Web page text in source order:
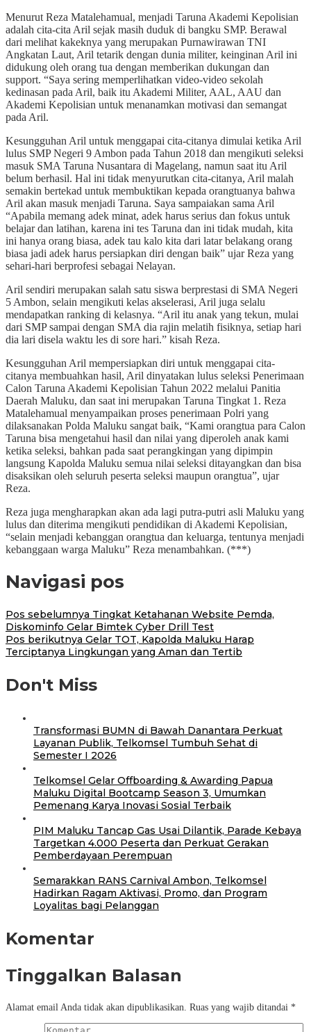
Menurut Reza Matalehamual, menjadi Taruna Akademi Kepolisian
adalah cita-cita Aril sejak masih duduk di bangku SMP. Berawal
dari melihat kakeknya yang merupakan Purnawirawan TNI
Angkatan Laut, Aril tetarik dengan dunia militer, keinginan Aril ini
didukung oleh orang tua dengan memberikan dukungan dan
support. “Saya sering memperlihatkan video-video sekolah
kedinasan pada Aril, baik itu Akademi Militer, AAL, AAU dan
Akademi Kepolisian untuk menanamkan motivasi dan semangat
pada Aril.
Kesungguhan Aril untuk menggapai cita-citanya dimulai ketika Aril
lulus SMP Negeri 9 Ambon pada Tahun 2018 dan mengikuti seleksi
masuk SMA Taruna Nusantara di Magelang, namun saat itu Aril
belum berhasil. Hal ini tidak menyurutkan cita-citanya, Aril malah
semakin bertekad untuk membuktikan kepada orangtuanya bahwa
Aril akan masuk menjadi Taruna. Saya sampaiakan sama Aril
“Apabila memang adek minat, adek harus serius dan fokus untuk
belajar dan latihan, karena ini tes Taruna dan ini tidak mudah, kita
ini hanya orang biasa, adek tau kalo kita dari latar belakang orang
biasa jadi adek harus persiapkan diri dengan baik” ujar Reza yang
sehari-hari berprofesi sebagai Nelayan.
Aril sendiri merupakan salah satu siswa berprestasi di SMA Negeri
5 Ambon, selain mengikuti kelas akselerasi, Aril juga selalu
mendapatkan ranking di kelasnya. “Aril itu anak yang tekun, mulai
dari SMP sampai dengan SMA dia rajin melatih fisiknya, setiap hari
dia lari disela waktu les di sore hari.” kisah Reza.
Kesungguhan Aril mempersiapkan diri untuk menggapai cita-
citanya membuahkan hasil, Aril dinyatakan lulus seleksi Penerimaan
Calon Taruna Akademi Kepolisian Tahun 2022 melalui Panitia
Daerah Maluku, dan saat ini merupakan Taruna Tingkat 1. Reza
Matalehamual menyampaikan proses penerimaan Polri yang
dilaksanakan Polda Maluku sangat baik, “Kami orangtua para Calon
Taruna bisa mengetahui hasil dan nilai yang diperoleh anak kami
ketika seleksi, bahkan pada saat perangkingan yang dipimpin
langsung Kapolda Maluku semua nilai seleksi ditayangkan dan bisa
disaksikan oleh seluruh peserta seleksi maupun orangtua”, ujar
Reza.
Reza juga mengharapkan akan ada lagi putra-putri asli Maluku yang
lulus dan diterima mengikuti pendidikan di Akademi Kepolisian,
“selain menjadi kebanggan orangtua dan keluarga, tentunya menjadi
kebanggaan warga Maluku” Reza menambahkan. (***)
Navigasi pos
Pos sebelumnya Tingkat Ketahanan Website Pemda,
Diskominfo Gelar Bimtek Cyber Drill Test
Pos berikutnya Gelar TOT, Kapolda Maluku Harap
Terciptanya Lingkungan yang Aman dan Tertib
Don't Miss
Transformasi BUMN di Bawah Danantara Perkuat
Layanan Publik, Telkomsel Tumbuh Sehat di
Semester I 2026
Telkomsel Gelar Offboarding & Awarding Papua
Maluku Digital Bootcamp Season 3, Umumkan
Pemenang Karya Inovasi Sosial Terbaik
PIM Maluku Tancap Gas Usai Dilantik, Parade Kebaya
Targetkan 4.000 Peserta dan Perkuat Gerakan
Pemberdayaan Perempuan
Semarakkan RANS Carnival Ambon, Telkomsel
Hadirkan Ragam Aktivasi, Promo, dan Program
Loyalitas bagi Pelanggan
Komentar
Tinggalkan Balasan
Alamat email Anda tidak akan dipublikasikan. Ruas yang wajib ditandai *